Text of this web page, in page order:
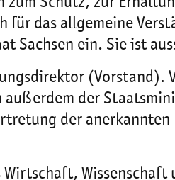
das allgemeine
Sachsen ein. Sie ist
(Vorstand).
der
der